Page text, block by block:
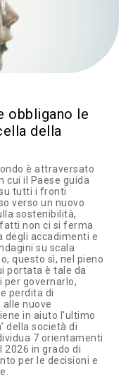
obbligano le
della
è attraversato
cui il Paese guida
tutti i fronti
verso un nuovo
sostenibilità,
non ci si ferma
degli accadimenti e
su scala
questo sì, nel pieno
portata è tale da
per governarlo,
perdita di
nuove
in aiuto l’ultimo
della società di
7 orientamenti
in grado di
per le decisioni e